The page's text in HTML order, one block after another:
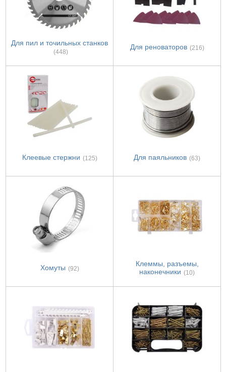
Для пил и точильных станков
(448)
Для реноваторов (216)
Клеевые стержни (125) Для паяльников (63)
Хомуты (92)
Клеммы, разъемы,
наконечники (10)